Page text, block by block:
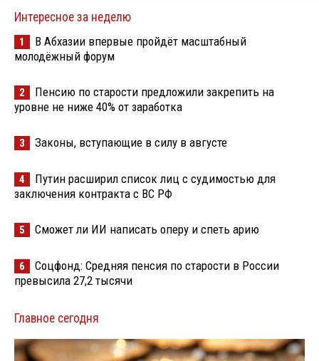
Интересное за неделю
1
В Абхазии впервые пройдёт масштабный
молодёжный форум
2
Пенсию по старости предложили закрепить на
уровне не ниже 40% от заработка
3 Законы, вступающие в силу в августе
4
Путин расширил список лиц с судимостью для
заключения контракта с ВС РФ
5 Сможет ли ИИ написать оперу и спеть арию
6
Соцфонд: Средняя пенсия по старости в России
превысила 27,2 тысячи
Главное сегодня